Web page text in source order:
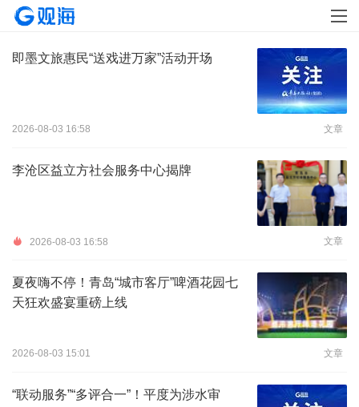
即墨文旅惠民“送戏进万家”活动开场
2026-08-03 16:58 文章
李沧区益立方社会服务中心揭牌
2026-08-03 16:58 文章
夏夜嗨不停！青岛“城市客厅”啤酒花园七
天狂欢盛宴重磅上线
2026-08-03 15:01 文章
“联动服务”“多评合一”！平度为涉水审